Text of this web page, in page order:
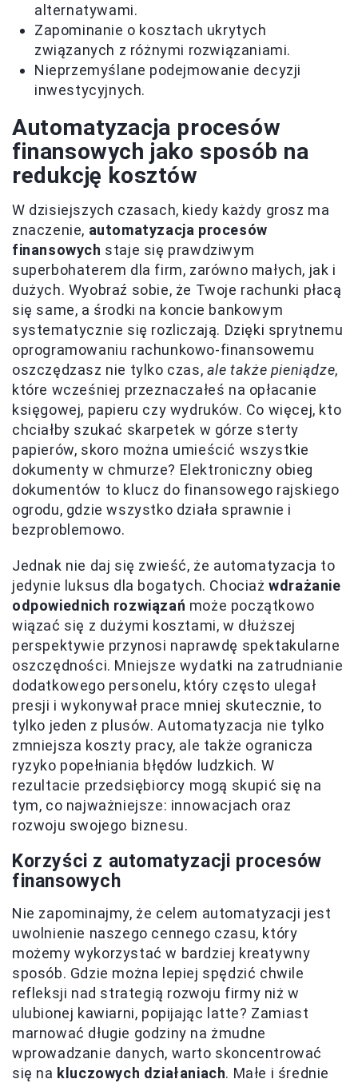
alternatywami.
Zapominanie o kosztach ukrytych
związanych z różnymi rozwiązaniami.
Nieprzemyślane podejmowanie decyzji
inwestycyjnych.
Automatyzacja procesów
finansowych jako sposób na
redukcję kosztów
W dzisiejszych czasach, kiedy każdy grosz ma
znaczenie, automatyzacja procesów
finansowych staje się prawdziwym
superbohaterem dla firm, zarówno małych, jak i
dużych. Wyobraź sobie, że Twoje rachunki płacą
się same, a środki na koncie bankowym
systematycznie się rozliczają. Dzięki sprytnemu
oprogramowaniu rachunkowo-finansowemu
oszczędzasz nie tylko czas, ale także pieniądze,
które wcześniej przeznaczałeś na opłacanie
księgowej, papieru czy wydruków. Co więcej, kto
chciałby szukać skarpetek w górze sterty
papierów, skoro można umieścić wszystkie
dokumenty w chmurze? Elektroniczny obieg
dokumentów to klucz do finansowego rajskiego
ogrodu, gdzie wszystko działa sprawnie i
bezproblemowo.
Jednak nie daj się zwieść, że automatyzacja to
jedynie luksus dla bogatych. Chociażwdrażanie
odpowiednich rozwiązań może początkowo
wiązać się z dużymi kosztami, w dłuższej
perspektywie przynosi naprawdę spektakularne
oszczędności. Mniejsze wydatki na zatrudnianie
dodatkowego personelu, który często ulegał
presji i wykonywał prace mniej skutecznie, to
tylko jeden z plusów. Automatyzacja nie tylko
zmniejsza koszty pracy, ale także ogranicza
ryzyko popełniania błędów ludzkich. W
rezultacie przedsiębiorcy mogą skupić się na
tym, co najważniejsze: innowacjach oraz
rozwoju swojego biznesu.
Korzyści z automatyzacji procesów
finansowych
Nie zapominajmy, że celem automatyzacji jest
uwolnienie naszego cennego czasu, który
możemy wykorzystać w bardziej kreatywny
sposób. Gdzie można lepiej spędzić chwile
refleksji nad strategią rozwoju firmy niż w
ulubionej kawiarni, popijając latte? Zamiast
marnować długie godziny na żmudne
wprowadzanie danych, warto skoncentrować
się na kluczowych działaniach. Małe i średnie